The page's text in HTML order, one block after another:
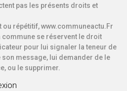
pas les présents droits et
ou répétitif, www.communeactu.Fr
commune se réservent le droit
pour lui signaler la teneur de
son message, lui demander de le
ou le supprimer.